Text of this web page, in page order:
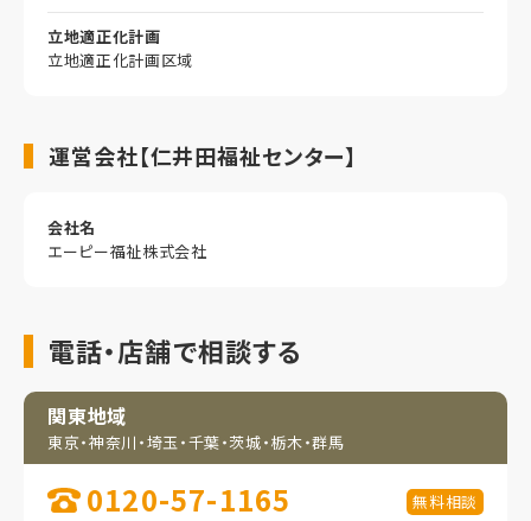
立地適正化計画
立地適正化計画区域
運営会社【仁井田福祉センター】
会社名
エーピー福祉株式会社
電話・店舗で相談する
関東地域
東京・神奈川・埼玉・千葉・茨城・栃木・群馬
0120-57-1165
無料相談